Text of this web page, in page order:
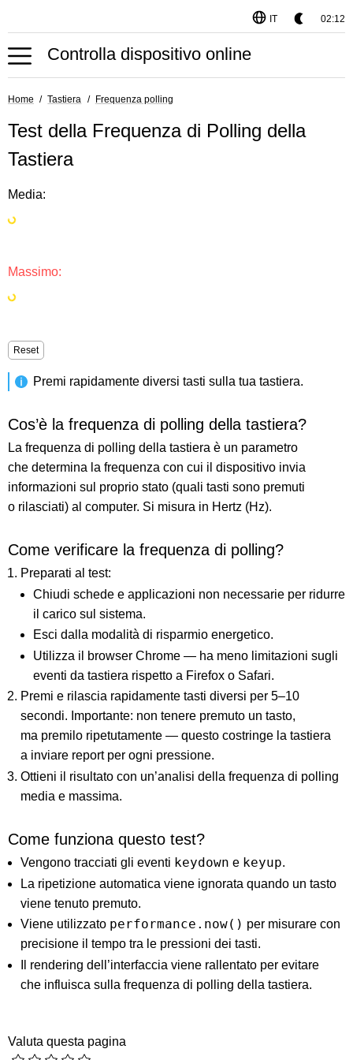
IT 02:12
Controlla dispositivo online
Home Tastiera Frequenza polling
Test della Frequenza di Polling della
Tastiera
Media:
Massimo:
Reset
Premi rapidamente diversi tasti sulla tua tastiera.
Cos’è la frequenza di polling della tastiera?
La frequenza di polling della tastiera è un parametro
che determina la frequenza con cui il dispositivo invia
informazioni sul proprio stato (quali tasti sono premuti
o rilasciati) al computer. Si misura in Hertz (Hz).
Come verificare la frequenza di polling?
Preparati al test:
Chiudi schede e applicazioni non necessarie per ridurre
il carico sul sistema.
Esci dalla modalità di risparmio energetico.
Utilizza il browser Chrome — ha meno limitazioni sugli
eventi da tastiera rispetto a Firefox o Safari.
Premi e rilascia rapidamente tasti diversi per 5–10
secondi. Importante: non tenere premuto un tasto,
ma premilo ripetutamente — questo costringe la tastiera
a inviare report per ogni pressione.
Ottieni il risultato con un’analisi della frequenza di polling
media e massima.
Come funziona questo test?
Vengono tracciati gli eventi keydown e keyup.
La ripetizione automatica viene ignorata quando un tasto
viene tenuto premuto.
Viene utilizzato performance.now() per misurare con
precisione il tempo tra le pressioni dei tasti.
Il rendering dell’interfaccia viene rallentato per evitare
che influisca sulla frequenza di polling della tastiera.
Valuta questa pagina